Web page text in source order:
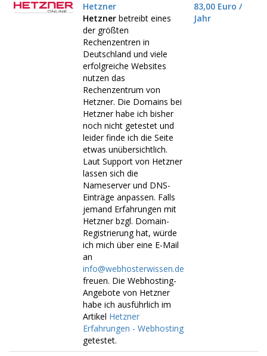
Hetzner
Hetzner betreibt eines
der größten
Rechenzentren in
Deutschland und viele
erfolgreiche Websites
nutzen das
Rechenzentrum von
Hetzner. Die Domains bei
Hetzner habe ich bisher
noch nicht getestet und
leider finde ich die Seite
etwas unübersichtlich.
Laut Support von Hetzner
lassen sich die
Nameserver und DNS-
Einträge anpassen. Falls
jemand Erfahrungen mit
Hetzner bzgl. Domain-
Registrierung hat, würde
ich mich über eine E-Mail
an
info@webhosterwissen.de
freuen. Die Webhosting-
Angebote von Hetzner
habe ich ausführlich im
Artikel Hetzner
Erfahrungen - Webhosting
getestet.
83,00 Euro /
Jahr